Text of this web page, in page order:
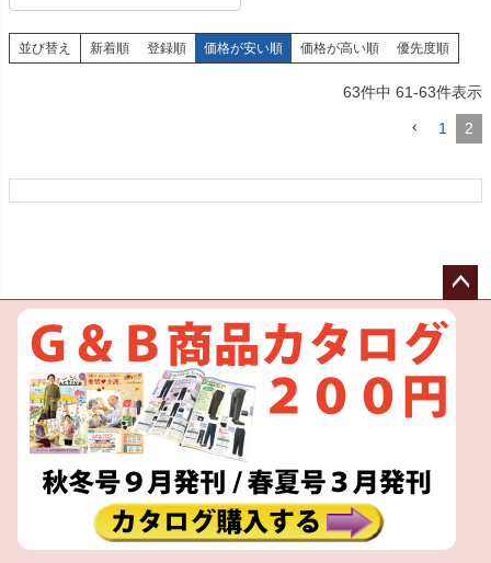
並び替え 新着順 登録順 価格が安い順 価格が高い順 優先度順
63件中 61-63件表示
1 2
ペー
へ